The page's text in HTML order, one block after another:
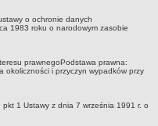
o ochronie danych
1983 roku o narodowym zasobie
prawnegoPodstawa prawna:
okoliczności i przyczyn wypadków przy
1 Ustawy z dnia 7 września 1991 r. o